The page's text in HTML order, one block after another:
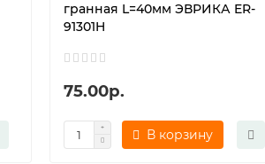
гранная L=40мм ЭВРИКА ER-
91301H
75.00р.
В корзину